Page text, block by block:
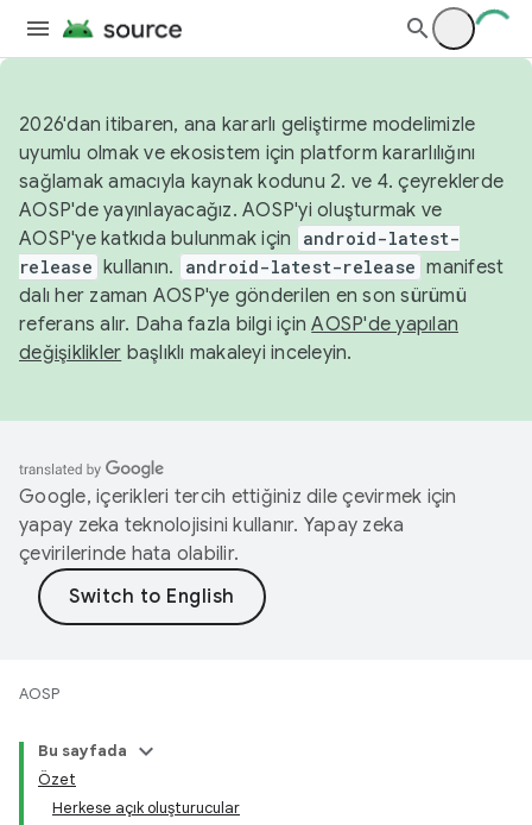
2026'dan itibaren, ana kararlı geliştirme modelimizle
uyumlu olmak ve ekosistem için platform kararlılığını
sağlamak amacıyla kaynak kodunu 2. ve 4. çeyreklerde
AOSP'de yayınlayacağız. AOSP'yi oluşturmak ve
AOSP'ye katkıda bulunmak için
android-latest-
release kullanın. android-latest-release manifest
dalı her zaman AOSP'ye gönderilen en son sürümü
referans alır. Daha fazla bilgi içinAOSP'de yapılan
değişiklikler başlıklı makaleyi inceleyin.
Google, içerikleri tercih ettiğiniz dile çevirmek için
yapay zeka teknolojisini kullanır. Yapay zeka
çevirilerinde hata olabilir.
AOSP
Bu sayfada
Özet
Herkese açık oluşturucular